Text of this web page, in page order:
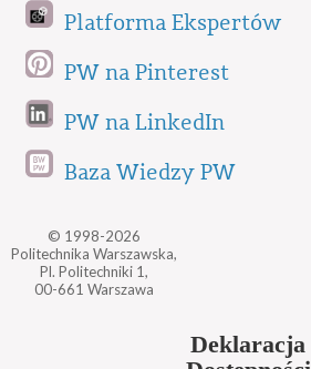
Platforma Ekspertów
PW na Pinterest
PW na LinkedIn
Baza Wiedzy PW
© 1998-2026
Politechnika Warszawska,
Pl. Politechniki 1,
00-661 Warszawa
Deklaracja